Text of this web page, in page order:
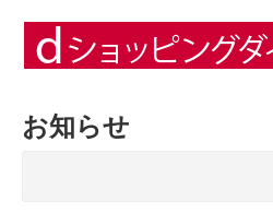
お知らせ